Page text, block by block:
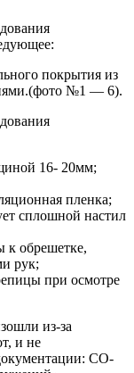
покрытия из
№1 — 6).
16- 20мм;
пленка;
сплошной настил
к обрешетке,
рук;
при осмотре
из-за
и не
СО-